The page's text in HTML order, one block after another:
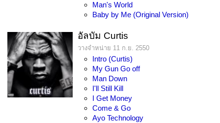
Man's World
Baby by Me (Original Version)
อัลบัม Curtis
วางจำหน่าย 11 ก.ย. 2550
Intro (Curtis)
My Gun Go off
Man Down
I'll Still Kill
I Get Money
Come & Go
Ayo Technology